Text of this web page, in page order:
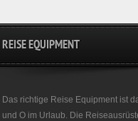
REISE EQUIPMENT
Das richtige Reise Equipment ist
und O im Urlaub. Die